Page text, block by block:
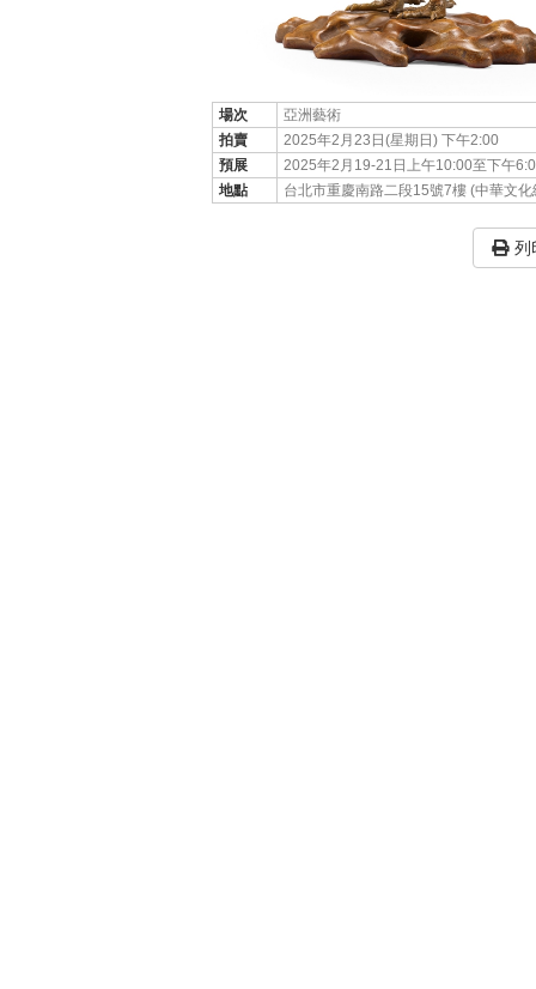
場次
亞洲藝術
拍賣
2025年2月23日(星期日) 下午2:00
預展
2025年2月19-21日上午10:00至下午
地點
台北市重慶南路二段15號7樓 (中華文
列